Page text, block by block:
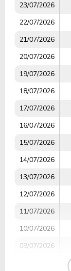
23/07/2026
22/07/2026
21/07/2026
20/07/2026
19/07/2026
18/07/2026
17/07/2026
16/07/2026
15/07/2026
14/07/2026
13/07/2026
12/07/2026
11/07/2026
10/07/2026
09/07/2026